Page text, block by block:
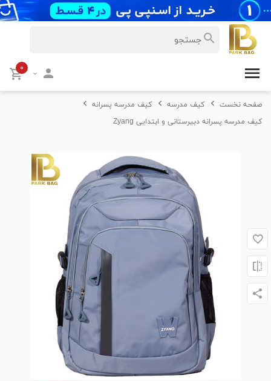
۰
صفحه نخست کیف مدرسه
کیف مدرسه پسرانه
کیف مدرسه پسرانه دبیرستانی و ابتدایی Zyang